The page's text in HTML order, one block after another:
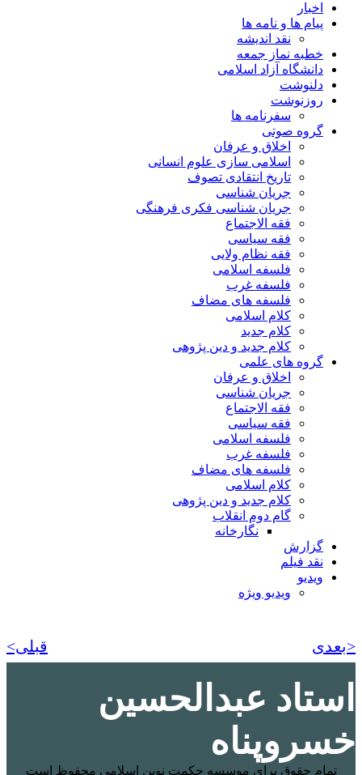
اخبار
پیام ها و نامه ها
نقد اندیشه
خطبه نماز جمعه
دانشگاه آزاد اسلامی
دلنوشت
روزنوشت
سفرنامه ها
گروه صوتی
اخلاق و عرفان
اسلامی سازی علوم انسانی
تاریخ انتقادی تصوف
جریان شناسی
جریان شناسی فکری فرهنگی
فقه الاجتماع
فقه سیاسی
فقه نظام ولایی
فلسفه اسلامی
فلسفه غرب
فلسفه های مضاف
کلام اسلامی
کلام جدید
کلام جدید و دین پژوهی
گروه های علمی
اخلاق و عرفان
جریان شناسی
فقه الاجتماع
فقه سیاسی
فلسفه اسلامی
فلسفه غرب
فلسفه های مضاف
کلام اسلامی
کلام جدید و دین پژوهی
گام دوم انقلاب
نگارخانه
گزارش
نقد فیلم
ویدیو
ویدیو ویژه
قبلی> <بعدی
استاد عبدالحسین
خسروپناه
تمام حقوق برای موسسه حکمت نوین اسلامی محفوظ است